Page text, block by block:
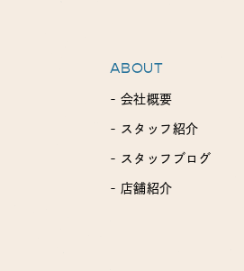
ABOUT
- 会社概要
- スタッフ紹介
- スタッフブログ
- 店舗紹介